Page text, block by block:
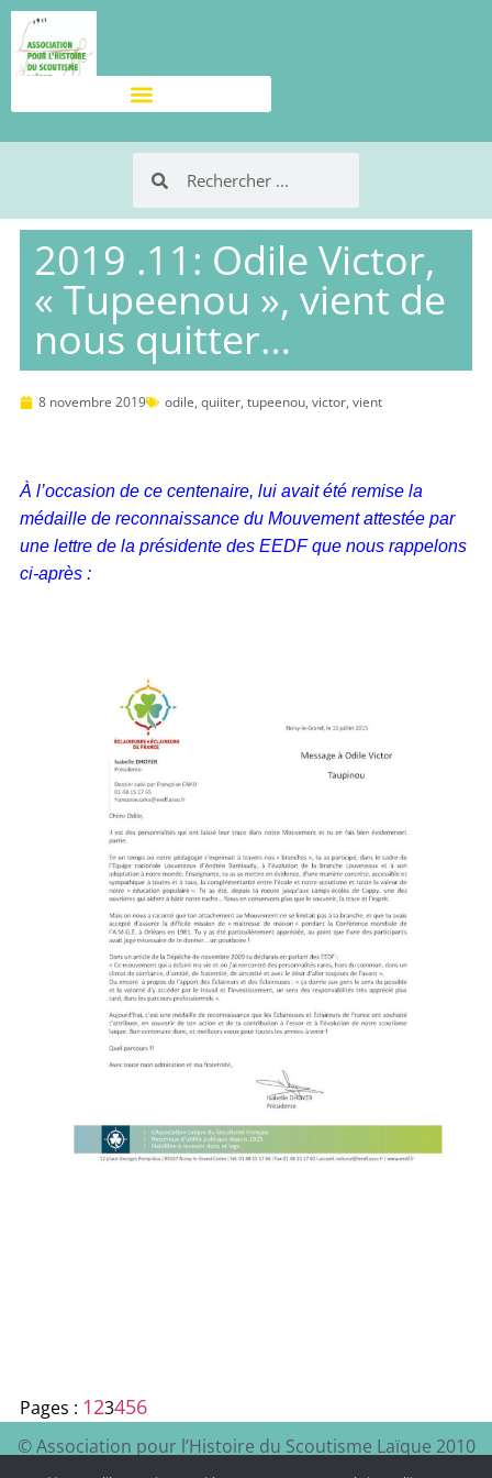
2019 .11: Odile Victor,
« Tupeenou », vient de
nous quitter…
8 novembre 2019 odile, quiiter, tupeenou, victor, vient
À l’occasion de ce centenaire, lui avait été remise la
médaille de reconnaissance du Mouvement attestée par
une lettre de la présidente des EEDF que nous rappelons
ci-après :
Pages : 123456
© Association pour l’Histoire du Scoutisme Laïque 2010